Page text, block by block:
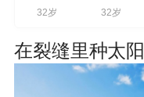
32岁 32岁
在裂缝里种太阳